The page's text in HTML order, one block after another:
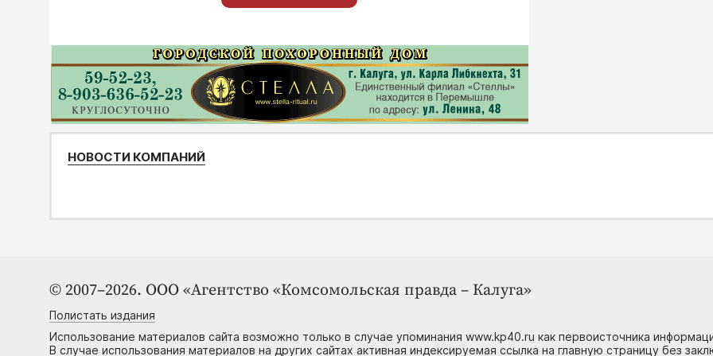
НОВОСТИ КОМПАНИЙ
© 2007–2026. ООО «Агентство «Комсомольская правда – Калуга»
Полистать издания
Использование материалов сайта возможно только в случае упоминания www.kp40.ru как первоисточника
В случае использования материалов на других сайтах активная индексируемая ссылка на главную страницу без